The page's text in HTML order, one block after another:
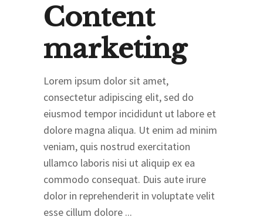
Content
marketing
Lorem ipsum dolor sit amet,
consectetur adipiscing elit, sed do
eiusmod tempor incididunt ut labore et
dolore magna aliqua. Ut enim ad minim
veniam, quis nostrud exercitation
ullamco laboris nisi ut aliquip ex ea
commodo consequat. Duis aute irure
dolor in reprehenderit in voluptate velit
esse cillum dolore